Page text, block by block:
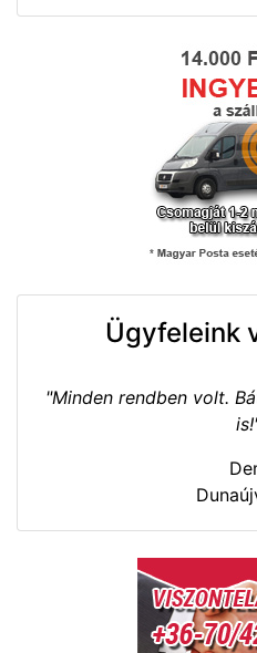
Ügyfeleink
"Minden rendben volt.